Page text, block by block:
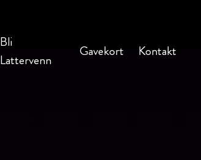
Bli
Lattervenn
Gavekort Kontakt